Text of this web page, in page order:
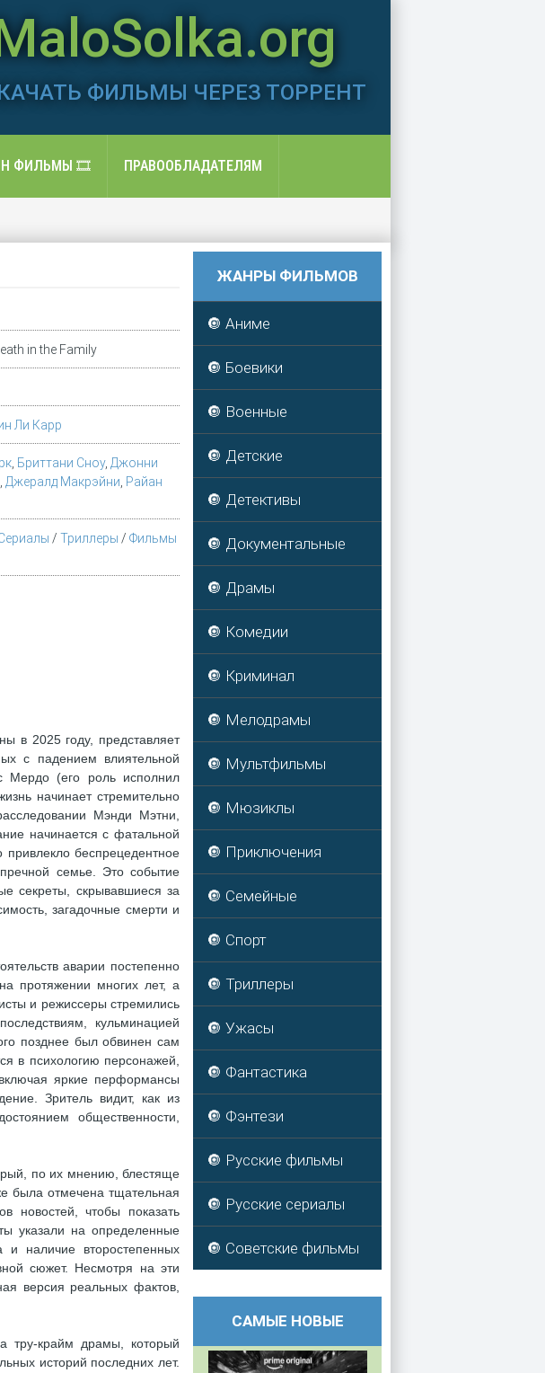
ФИЛЬМЫ ЧЕРЕЗ ТОРРЕНТ
ФИЛЬМЫ 🎞️ ПРАВООБЛАДАТЕЛЯМ
ЖАНРЫ ФИЛЬМОВ
🔘 Аниме
🔘 Боевики
🔘 Военные
🔘 Детские
🔘 Детективы
🔘 Документальные
🔘 Драмы
🔘 Комедии
🔘 Криминал
🔘 Мелодрамы
🔘 Мультфильмы
🔘 Мюзиклы
🔘 Приключения
🔘 Семейные
🔘 Спорт
🔘 Триллеры
🔘 Ужасы
🔘 Фантастика
🔘 Фэнтези
🔘 Русские фильмы
🔘 Русские сериалы
🔘 Советские фильмы
САМЫЕ НОВЫЕ
in the Family
Ли Карр
, Бриттани Сноу, Джонни
, Джералд Макрэйни, Райан
/ Триллеры / Фильмы
в 2025 году, представляет
с падением влиятельной
(его роль исполнил
начинает стремительно
Мэнди Мэтни,
начинается с фатальной
беспрецедентное
семье. Это событие
секреты, скрывавшиеся за
загадочные смерти и
аварии постепенно
протяжении многих лет, а
и режиссеры стремились
кульминацией
позднее был обвинен сам
в психологию персонажей,
яркие перформансы
Зритель видит, как из
общественности,
по их мнению, блестяще
была отмечена тщательная
новостей, чтобы показать
указали на определенные
и наличие второстепенных
сюжет. Несмотря на эти
версия реальных фактов,
тру-крайм драмы, который
историй последних лет.